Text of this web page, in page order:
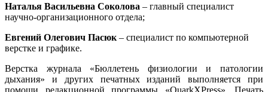
Наталья Васильевна Соколова – главный специалист
научно-организационного отдела;
Евгений Олегович Пасюк – специалист по компьютерной
верстке и графике.
Верстка журнала «Бюллетень физиологии и патологии
дыхания» и других печатных изданий выполняется при
помощи редакционной программы «QuarkXPress». Печать